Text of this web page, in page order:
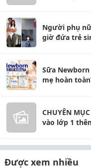
Người phụ
giờ đứa trẻ
Sữa
mẹ hoàn
CHUYÊN
vào lớp 1
Được xem nhiều